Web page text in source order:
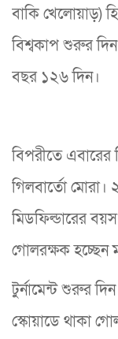
বাকি খেলোয়াড়)
বিশ্বকাপ শুরুর
বছর ১২৬ দিন।
বিপরীতে এবারের
গিলবার্তো
মিডফিল্ডারের
গোলরক্ষক হচ্ছেন
টুর্নামেন্ট শুরুর
স্কোয়াডে থাকা